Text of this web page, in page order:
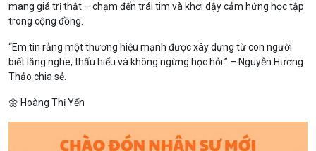
mang giá trị thật – chạm đến trái tim và khơi dậy cảm hứng học tập
trong cộng đồng.
“Em tin rằng một thương hiệu mạnh được xây dựng từ con người
biết lắng nghe, thấu hiểu và không ngừng học hỏi.” – Nguyễn Hương
Thảo chia sẻ.
🌼 Hoàng Thị Yến